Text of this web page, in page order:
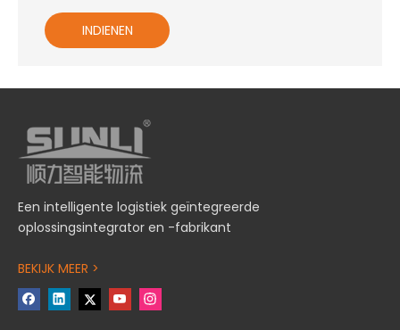
INDIENEN
Een intelligente logistiek geïntegreerde
oplossingsintegrator en -fabrikant
BEKIJK MEER >